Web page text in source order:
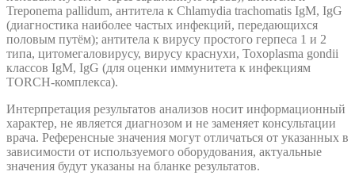
Treponema pallidum, антитела к Chlamydia trachomatis IgM, IgG
(диагностика наиболее частых инфекций, передающихся
половым путём); антитела к вирусу простого герпеса 1 и 2
типа, цитомегаловирусу, вирусу краснухи, Toxoplasma gondii
классов IgM, IgG (для оценки иммунитета к инфекциям
TORCH-комплекса).
Интерпретация результатов анализов носит информационный
характер, не является диагнозом и не заменяет консультации
врача. Референсные значения могут отличаться от указанных в
зависимости от используемого оборудования, актуальные
значения будут указаны на бланке результатов.